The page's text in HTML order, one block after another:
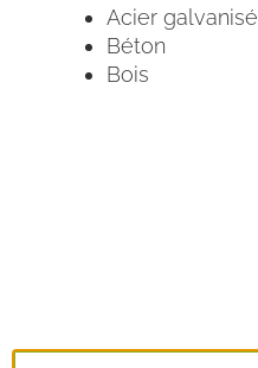
Acier galvanisé
Béton
Bois